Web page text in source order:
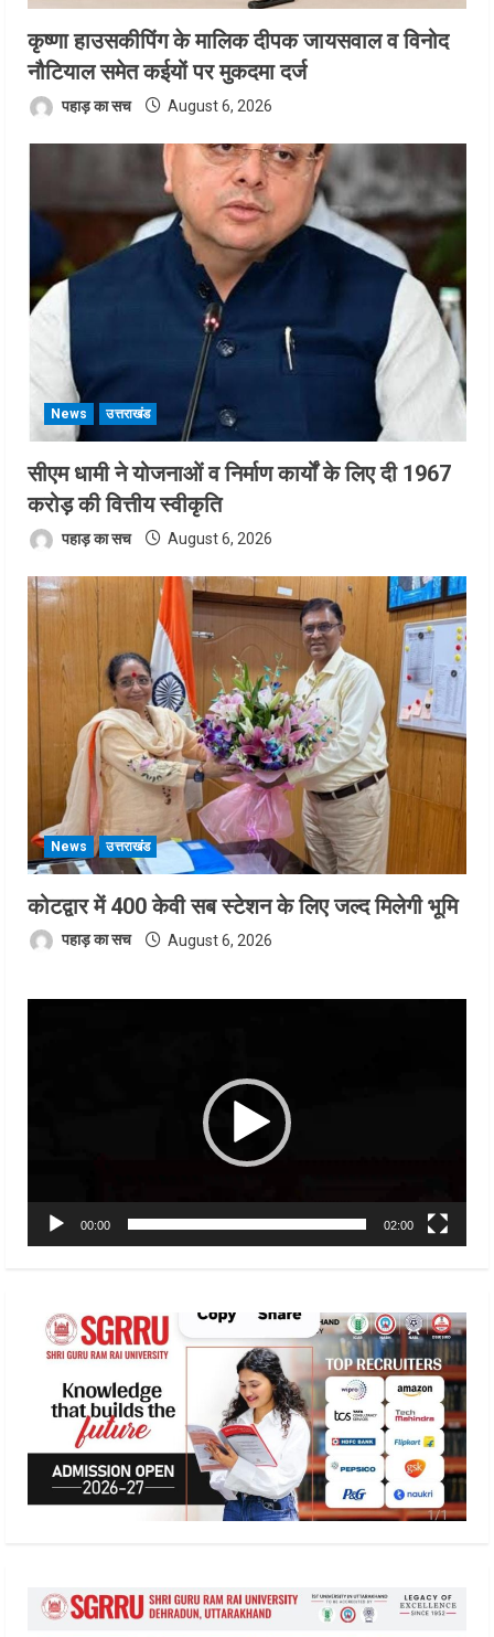
कृष्णा हाउसकीपिंग के मालिक दीपक जायसवाल व विनोद
नौटियाल समेत कईयों पर मुकदमा दर्ज
पहाड़ का सच August 6, 2026
News उत्तराखंड
सीएम धामी ने योजनाओं व निर्माण कार्यों के लिए दी 1967
करोड़ की वित्तीय स्वीकृति
पहाड़ का सच August 6, 2026
News उत्तराखंड
कोटद्वार में 400 केवी सब स्टेशन के लिए जल्द मिलेगी भूमि
पहाड़ का सच August 6, 2026
00:00 02:00